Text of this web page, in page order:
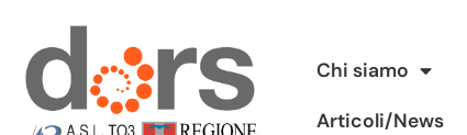
Vai
al
contenuto
Chi siamo
Articoli/News